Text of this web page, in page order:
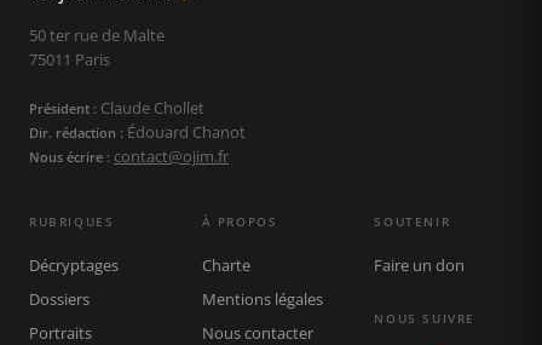
50 ter rue de Malte
75011 Paris
Président : Claude Chollet
Dir. rédaction : Édouard Chanot
Nous écrire : contact@ojim.fr
RUBRIQUES
Décryptages
Dossiers
Portraits
À PROPOS
Charte
Mentions légales
Nous contacter
SOUTENIR
Faire un don
NOUS SUIVRE